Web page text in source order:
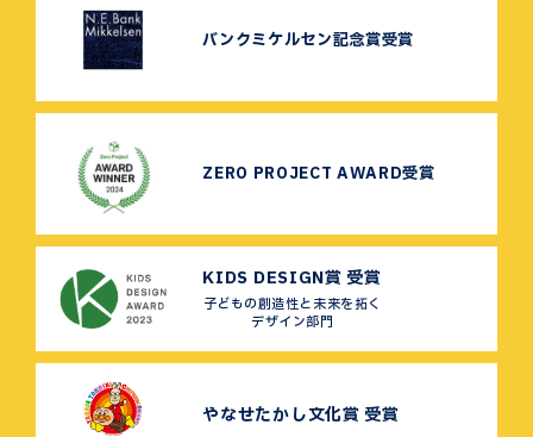
バンクミケルセン記念賞受賞
ZERO PROJECT AWARD受賞
KIDS DESIGN賞 受賞
子どもの創造性と未来を拓く
デザイン部門
やなせたかし文化賞 受賞